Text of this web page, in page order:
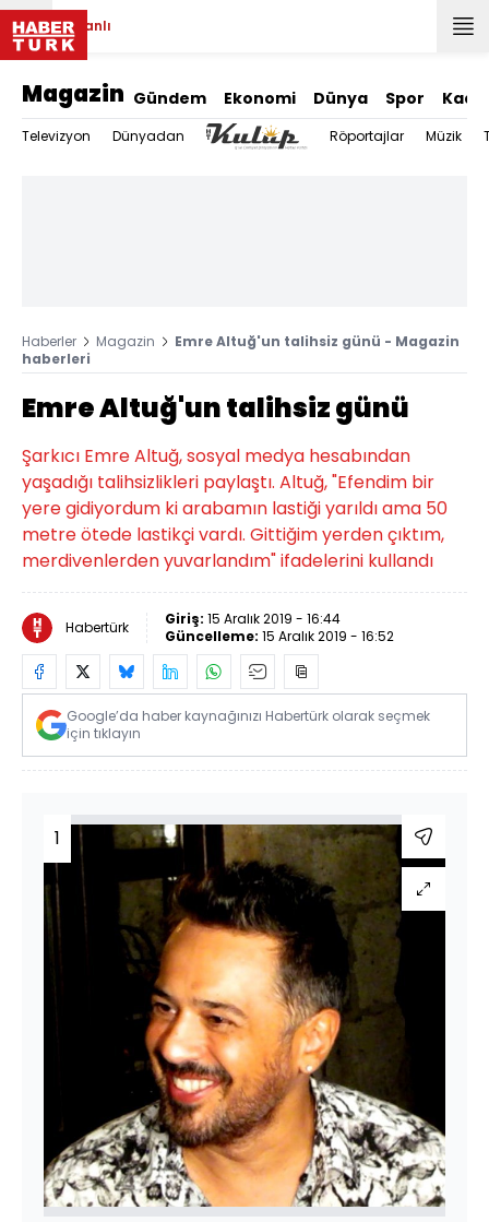
Canlı
Magazin Gündem Ekonomi Dünya Spor
Televizyon Dünyadan Röportajlar Müzik
Haberler Magazin
Emre Altuğ'un talihsiz günü - Magazin
haberleri
Emre Altuğ'un talihsiz günü
Şarkıcı Emre Altuğ, sosyal medya hesabından
yaşadığı talihsizlikleri paylaştı. Altuğ, "Efendim bir
yere gidiyordum ki arabamın lastiği yarıldı ama 50
metre ötede lastikçi vardı. Gittiğim yerden çıktım,
merdivenlerden yuvarlandım" ifadelerini kullandı
Habertürk Giriş: 15 Aralık 2019 - 16:44
Güncelleme: 15 Aralık 2019 - 16:52
Google’da haber kaynağınızı Habertürk olarak seçmek
için tıklayın
1